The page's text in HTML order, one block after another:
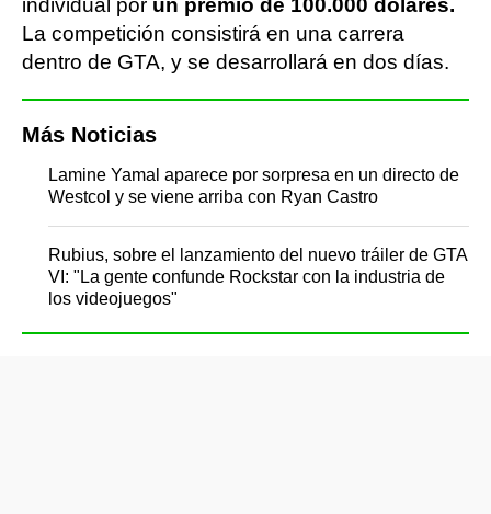
individual por un premio de 100.000 dólares.
La competición consistirá en una carrera
dentro de GTA, y se desarrollará en dos días.
Más Noticias
Lamine Yamal aparece por sorpresa en un directo de
Westcol y se viene arriba con Ryan Castro
Rubius, sobre el lanzamiento del nuevo tráiler de GTA
VI: "La gente confunde Rockstar con la industria de
los videojuegos"